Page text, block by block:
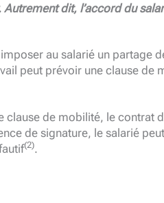
dit, l’accord du
au salarié un partage
peut prévoir une clause de
clause de mobilité, le contrat
de signature, le salarié
(2).